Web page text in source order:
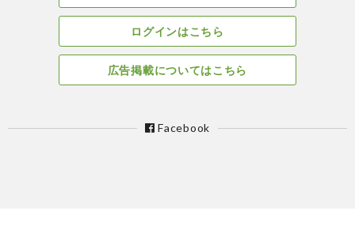
ログインはこちら
広告掲載についてはこちら
Facebook